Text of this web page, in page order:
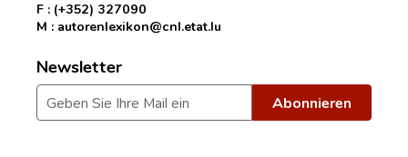
F : (+352) 327090
M : autorenlexikon@cnl.etat.lu
Newsletter